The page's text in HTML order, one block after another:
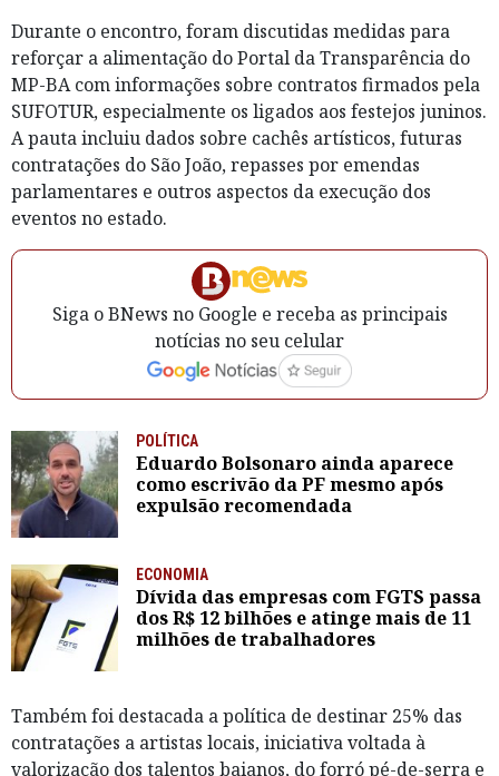
Durante o encontro, foram discutidas medidas para
reforçar a alimentação do Portal da Transparência do
MP-BA com informações sobre contratos firmados pela
SUFOTUR, especialmente os ligados aos festejos juninos.
A pauta incluiu dados sobre cachês artísticos, futuras
contratações do São João, repasses por emendas
parlamentares e outros aspectos da execução dos
eventos no estado.
Siga o BNews no Google e receba as principais
notícias no seu celular
POLÍTICA
Eduardo Bolsonaro ainda aparece
como escrivão da PF mesmo após
expulsão recomendada
ECONOMIA
Dívida das empresas com FGTS passa
dos R$ 12 bilhões e atinge mais de 11
milhões de trabalhadores
Também foi destacada a política de destinar 25% das
contratações a artistas locais, iniciativa voltada à
valorização dos talentos baianos, do forró pé-de-serra e